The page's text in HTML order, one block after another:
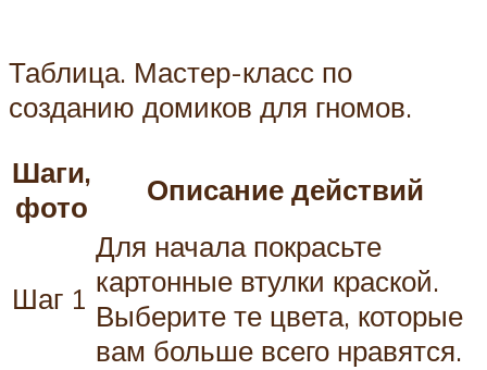
Таблица. Мастер-класс по
созданию домиков для гномов.
Шаги,
фото
Описание действий
Шаг 1
Для начала покрасьте
картонные втулки краской.
Выберите те цвета, которые
вам больше всего нравятся.